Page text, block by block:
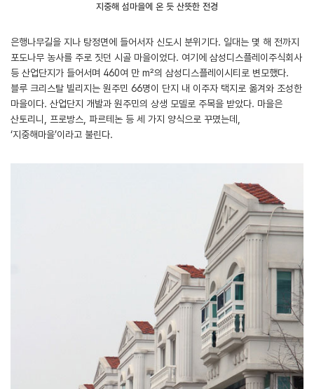
지중해 섬마을에 온 듯 산뜻한 전경
은행나무길을 지나 탕정면에 들어서자 신도시 분위기다. 일대는 몇 해 전까지
포도나무 농사를 주로 짓던 시골 마을이었다. 여기에 삼성디스플레이주식회사
등 산업단지가 들어서며 460여 만 m²의 삼성디스플레이시티로 변모했다.
블루 크리스탈 빌리지는 원주민 66명이 단지 내 이주자 택지로 옮겨와 조성한
마을이다. 산업단지 개발과 원주민의 상생 모델로 주목을 받았다. 마을은
산토리니, 프로방스, 파르테논 등 세 가지 양식으로 꾸몄는데,
‘지중해마을’이라고 불린다.